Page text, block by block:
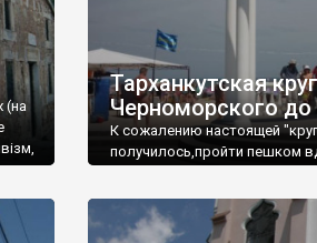
(на
Тарханкутская
Черноморского
К сожалению настоящей
получилось,пройти пешком